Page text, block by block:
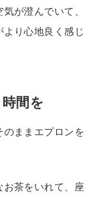
気が澄んでいて、
より心地良く感じ
時間を
のまま エプロン を
お茶をいれて、 座